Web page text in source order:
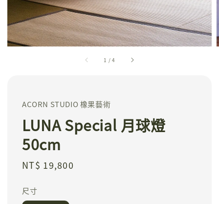
1 /4
ACORN STUDIO 橡果藝術
LUNA Special 月球燈
50cm
Regular
NT$ 19,800
尺寸